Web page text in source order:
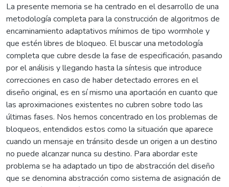
La presente memoria se ha centrado en el desarrollo de una
metodología completa para la construcción de algoritmos de
encaminamiento adaptativos mínimos de tipo wormhole y
que estén libres de bloqueo. El buscar una metodología
completa que cubre desde la fase de especificación, pasando
por el análisis y llegando hasta la síntesis que introduce
correcciones en caso de haber detectado errores en el
diseño original, es en sí mismo una aportación en cuanto que
las aproximaciones existentes no cubren sobre todo las
últimas fases. Nos hemos concentrado en los problemas de
bloqueos, entendidos estos como la situación que aparece
cuando un mensaje en tránsito desde un origen a un destino
no puede alcanzar nunca su destino. Para abordar este
problema se ha adaptado un tipo de abstracción del diseño
que se denomina abstracción como sistema de asignación de